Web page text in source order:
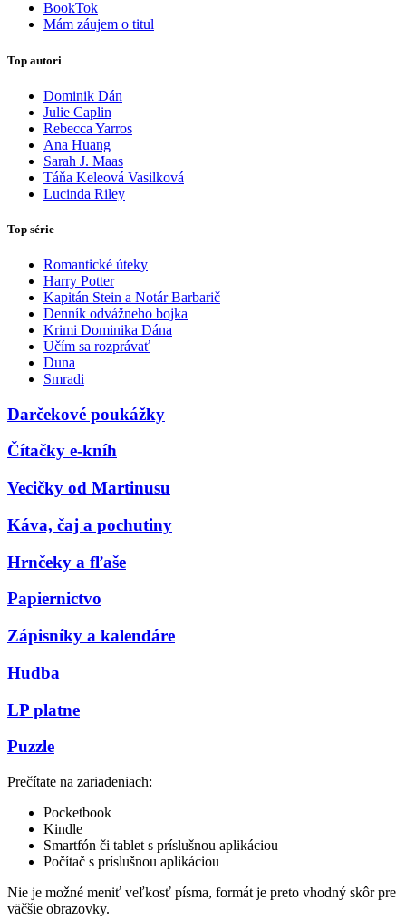
BookTok
Mám záujem o titul
Top autori
Dominik Dán
Julie Caplin
Rebecca Yarros
Ana Huang
Sarah J. Maas
Táňa Keleová Vasilková
Lucinda Riley
Top série
Romantické úteky
Harry Potter
Kapitán Stein a Notár Barbarič
Denník odvážneho bojka
Krimi Dominika Dána
Učím sa rozprávať
Duna
Smradi
Darčekové poukážky
Čítačky e-kníh
Vecičky od Martinusu
Káva, čaj a pochutiny
Hrnčeky a fľaše
Papiernictvo
Zápisníky a kalendáre
Hudba
LP platne
Puzzle
Prečítate na zariadeniach:
Pocketbook
Kindle
Smartfón či tablet s príslušnou aplikáciou
Počítač s príslušnou aplikáciou
Nie je možné meniť veľkosť písma, formát je preto vhodný skôr pre
väčšie obrazovky.